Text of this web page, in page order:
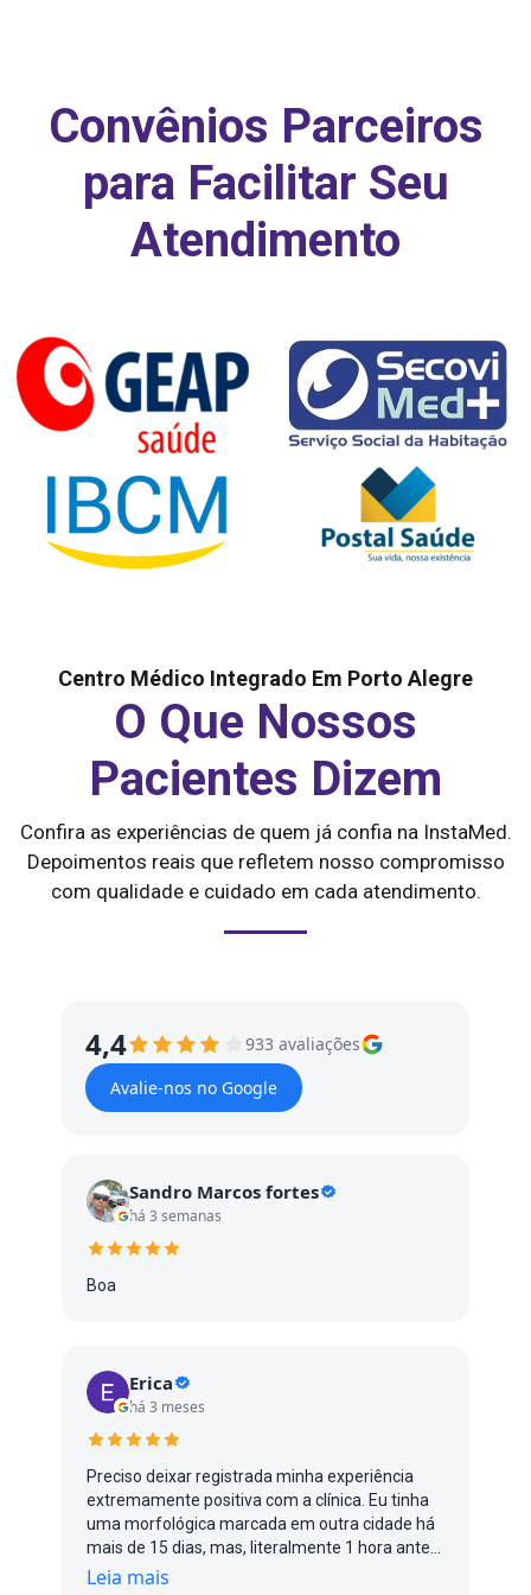
Convênios Parceiros
para Facilitar Seu
Atendimento
Centro Médico Integrado Em Porto Alegre
O Que Nossos
Pacientes Dizem
Confira as experiências de quem já confia na InstaMed.
Depoimentos reais que refletem nosso compromisso
com qualidade e cuidado em cada atendimento.
4,4
933 avaliações
Avalie-nos no Google
Sandro Marcos fortes
há 3 semanas
Boa
Erica
há 3 meses
Preciso deixar registrada minha experiência
extremamente positiva com a clínica. Eu tinha
uma morfológica marcada em outra cidade há
mais de 15 dias, mas, literalmente 1 hora antes
do exame, me avisaram que a médica estava
Leia mais